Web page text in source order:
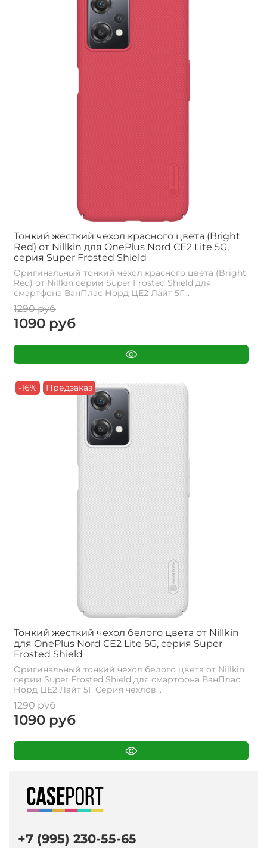
Тонкий жесткий чехол красного цвета (Bright
Red) от Nillkin для OnePlus Nord CE2 Lite 5G,
серия Super Frosted Shield
Оригинальный тонкий чехол красного цвета (Bright
Red) от Nillkin серии Super Frosted Shield для
смартфона ВанПлас Норд ЦЕ2 Лайт 5Г...
1290 руб
1090 руб
-16% Предзаказ
Тонкий жесткий чехол белого цвета от Nillkin
для OnePlus Nord CE2 Lite 5G, серия Super
Frosted Shield
Оригинальный тонкий чехол белого цвета от Nillkin
серии Super Frosted Shield для смартфона ВанПлас
Норд ЦЕ2 Лайт 5Г Cерия чехлов...
1290 руб
1090 руб
+7 (995) 230-55-65